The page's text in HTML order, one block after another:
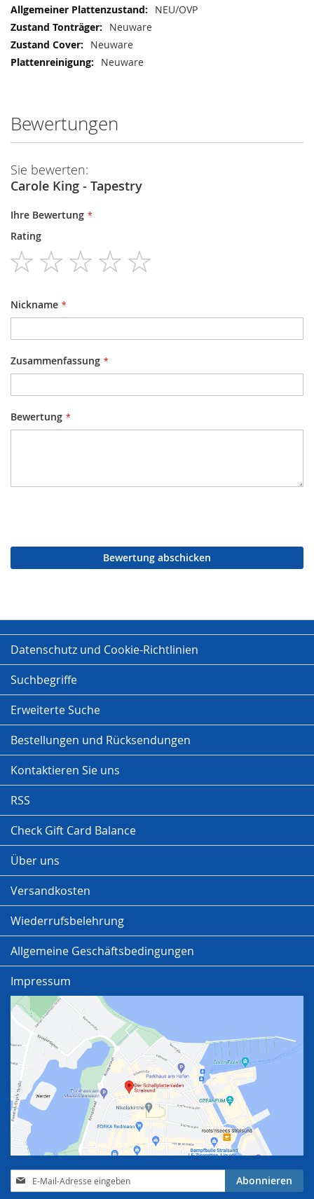
NEU/OVP
Neuware
Neuware
Neuware
Bewertungen
Sie bewerten:
Carole King - Tapestry
Ihre Bewertung
Rating
1
star
2
stars
3
stars
4
stars
Nickname
Zusammenfassung
Bewertung
Bewertung abschicken
Datenschutz und Cookie-Richtlinien
Suchbegriffe
Erweiterte Suche
Bestellungen und Rücksendungen
Kontaktieren Sie uns
RSS
Check Gift Card Balance
Über uns
Versandkosten
Wiederrufsbelehrung
Allgemeine Geschäftsbedingungen
Impressum
Anmeldung
zum
Abonnieren